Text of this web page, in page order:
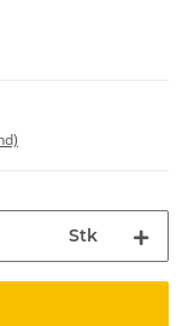
Stk